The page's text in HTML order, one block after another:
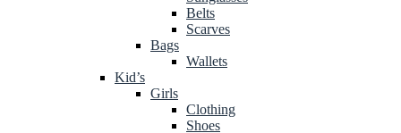
Belts
Scarves
Bags
Wallets
Kid’s
Girls
Clothing
Shoes